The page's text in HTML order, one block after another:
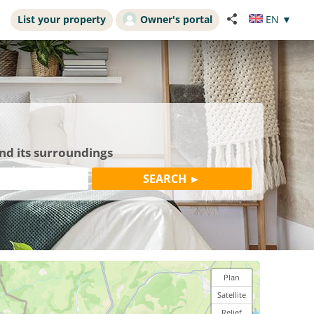
List your property Owner's portal EN ▼
its surroundings
Plan
Satellite